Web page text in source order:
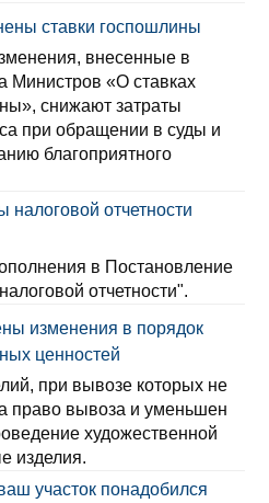
ставки госпошлины
внесенные в
Министров «О ставках
снижают затраты
при обращении в суды и
благоприятного
налоговой отчетности
в Постановление
отчетности".
изменения в порядок
ценностей
при вывозе которых не
право вывоза и уменьшен
художественной
изделия.
участок понадобился